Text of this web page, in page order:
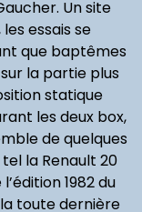
Un site
essais se
que baptêmes
la partie plus
statique
les deux box,
de quelques
la Renault 20
1982 du
toute dernière